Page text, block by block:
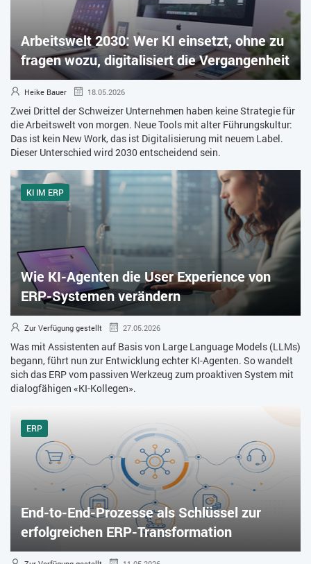
USER EXPERIENCE WEBDESIGN WEB-SHOP
ZEITWIRTSCHAFT
Arbeitswelt 2030: Wer KI einsetzt, ohne zu
fragen wozu, digitalisiert die Vergangenheit
Heike Bauer 18.05.2026
Zwei Drittel der Schweizer Unternehmen haben keine Strategie für
die Arbeitswelt von morgen. Neue Tools mit alter Führungskultur:
Das ist kein New Work, das ist Digitalisierung mit neuem Label.
Dieser Unterschied wird 2030 entscheidend sein.
KI IM ERP
Wie KI-Agenten die User Experience von
ERP-Systemen verändern
Zur Verfügung gestellt 27.05.2026
Was mit Assistenten auf Basis von Large Language Models (LLMs)
begann, führt nun zur Entwicklung echter KI-Agenten. So wandelt
sich das ERP vom passiven Werkzeug zum proaktiven System mit
dialogfähigen «KI-Kollegen».
ERP
End-to-End-Prozesse als Schlüssel zur
erfolgreichen ERP-Transformation